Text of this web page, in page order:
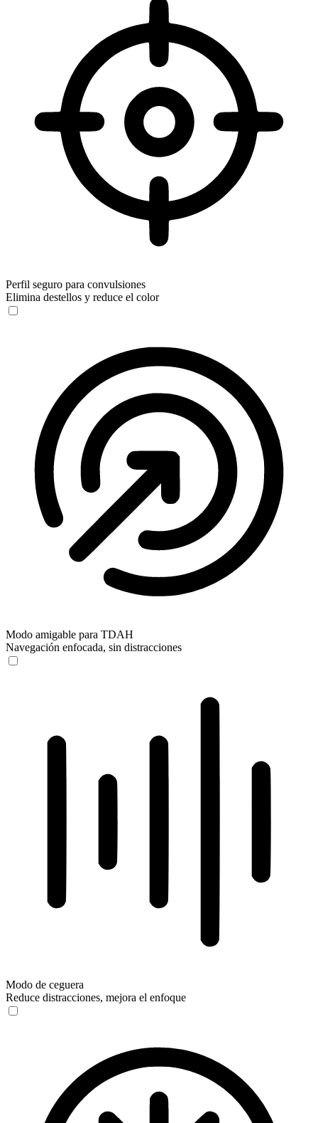
Perfil seguro para convulsiones
Elimina destellos y reduce el color
Modo amigable para TDAH
Navegación enfocada, sin distracciones
Modo de ceguera
Reduce distracciones, mejora el enfoque